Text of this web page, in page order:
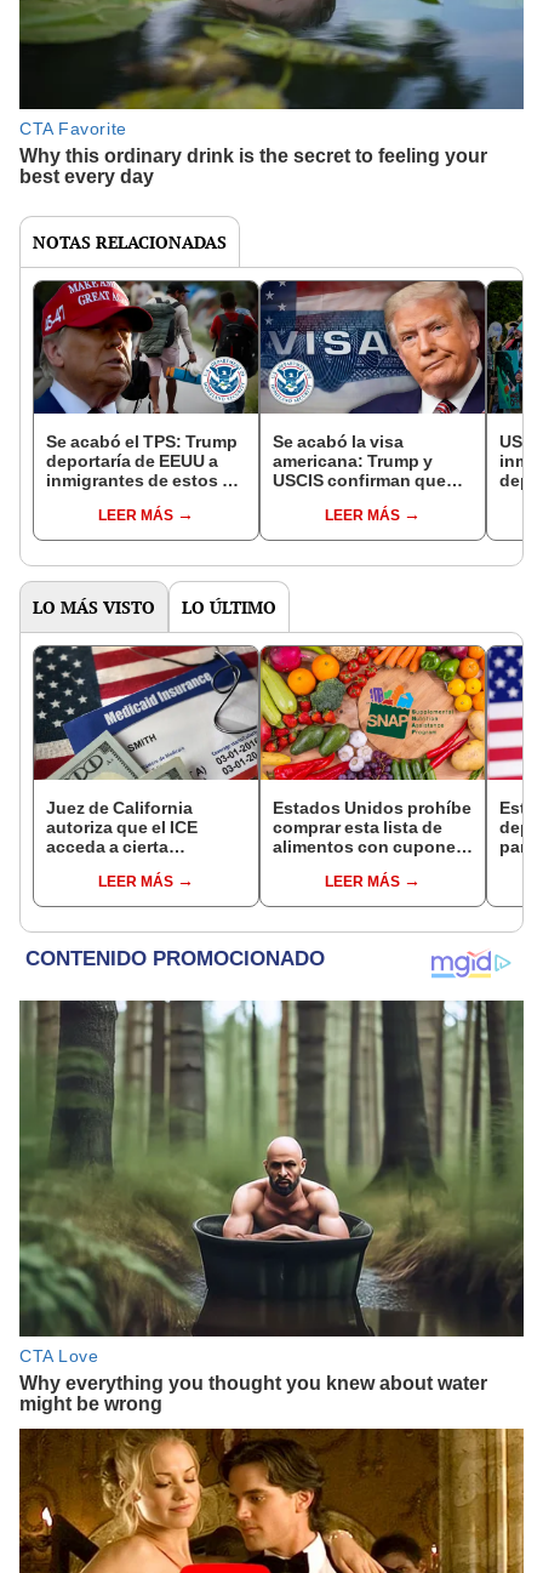
NOTAS RELACIONADAS
Se acabó el TPS: Trump
deportaría de EEUU a
inmigrantes de estos 2
según USCIS
LEER MÁS
Se acabó la visa
americana: Trump y
USCIS confirman que
pueden entrar a EEUU
en 2025
LEER MÁS
en
LO MÁS VISTO LO ÚLTIMO
Juez de California
autoriza que el ICE
acceda a cierta
inmigrantes inscritos en
Medicaid
LEER MÁS
Estados Unidos prohíbe
comprar esta lista de
alimentos con cupones
desde 2026LEER MÁS
para
se